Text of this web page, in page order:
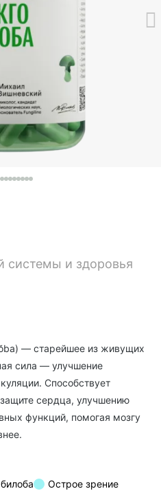
системы и здоровья
— старейшее из живущих
сила — улучшение
Способствует
сердца, улучшению
функций, помогая мозгу
Острое зрение